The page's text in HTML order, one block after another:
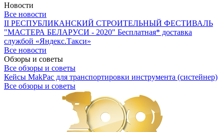
Новости
Все новости
II РЕСПУБЛИКАНСКИЙ СТРОИТЕЛЬНЫЙ ФЕСТИВАЛЬ
"МАСТЕРА БЕЛАРУСИ - 2020" Бесплатная* доставка
службой «Яндекс.Такси»
Все новости
Обзоры и советы
Все обзоры и советы
Кейсы MakPac для транспортировки инструмента (систейнер)
Все обзоры и советы